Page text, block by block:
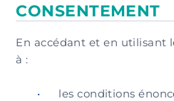
CONSENTEMENT
En accédant et en utilisant
à :
les conditions